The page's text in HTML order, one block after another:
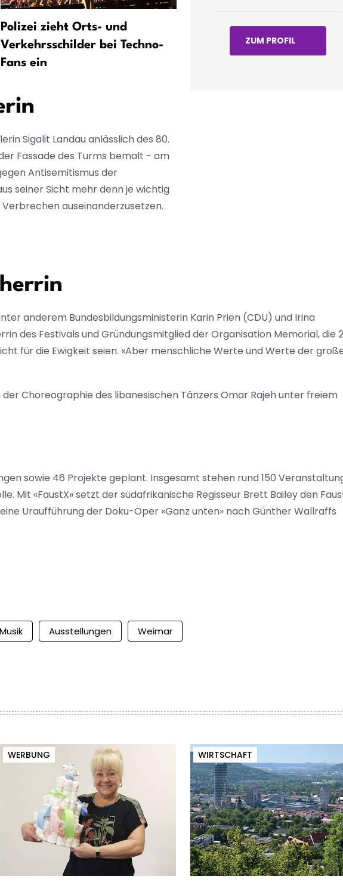
Polizei zieht Orts- und
Verkehrsschilder bei Techno-
Fans ein
Bestseller auf den
Rockoper feierte Premiere
Sigalit Landau anlässlich des 80.
Fassade des Turms bemalt - am
Antisemitismus der
seiner Sicht mehr denn je wichtig
auseinanderzusetzen.
ZUM PROFIL
anderem Bundesbildungsministerin Karin Prien (CDU) und Irina
des Festivals und Gründungsmitglied der Organisation Memorial, die
für die Ewigkeit seien. «Aber menschliche Werte und Werte der
Choreographie des libanesischen Tänzers Omar Rajeh unter freiem
sowie 46 Projekte geplant. Insgesamt stehen rund 150
Mit «FaustX» setzt der südafrikanische Regisseur Brett Bailey den
Uraufführung der Doku-Oper «Ganz unten» nach Günther Wallraffs
Musik Ausstellungen Weimar
WERBUNG WIRTSCHAFT